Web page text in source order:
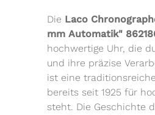
Die Laco
mm Automatik"
hochwertige Uhr, die
und ihre präzise
ist eine
bereits seit 1925 für
steht. Die Geschichte